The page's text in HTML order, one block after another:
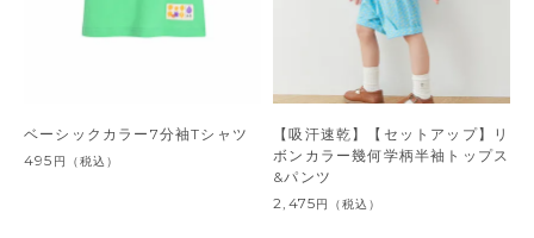
ベーシックカラー7分袖Tシャツ
495 円 （税込）
【吸汗速乾】【セットアップ】リ
ボンカラー幾何学柄半袖トップス
&パンツ
2,475円 （税込）